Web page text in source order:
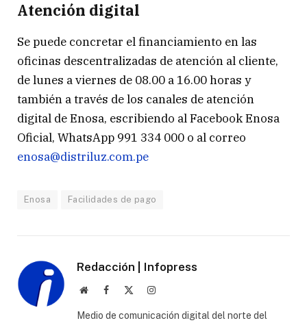
Atención digital
Se puede concretar el financiamiento en las
oficinas descentralizadas de atención al cliente,
de lunes a viernes de 08.00 a 16.00 horas y
también a través de los canales de atención
digital de Enosa, escribiendo al Facebook Enosa
Oficial, WhatsApp 991 334 000 o al correo
enosa@distriluz.com.pe
Enosa Facilidades de pago
Redacción | Infopress
WebsiteFacebook Instagram
Medio de comunicación digital del norte del